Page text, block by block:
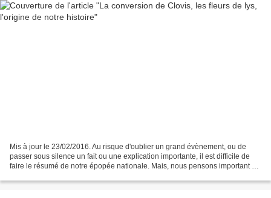
Mis à jour le 23/02/2016. Au risque d'oublier un grand évènement, ou de
passer sous silence un fait ou une explication importante, il est difficile de
faire le résumé de notre épopée nationale. Mais, nous pensons important de